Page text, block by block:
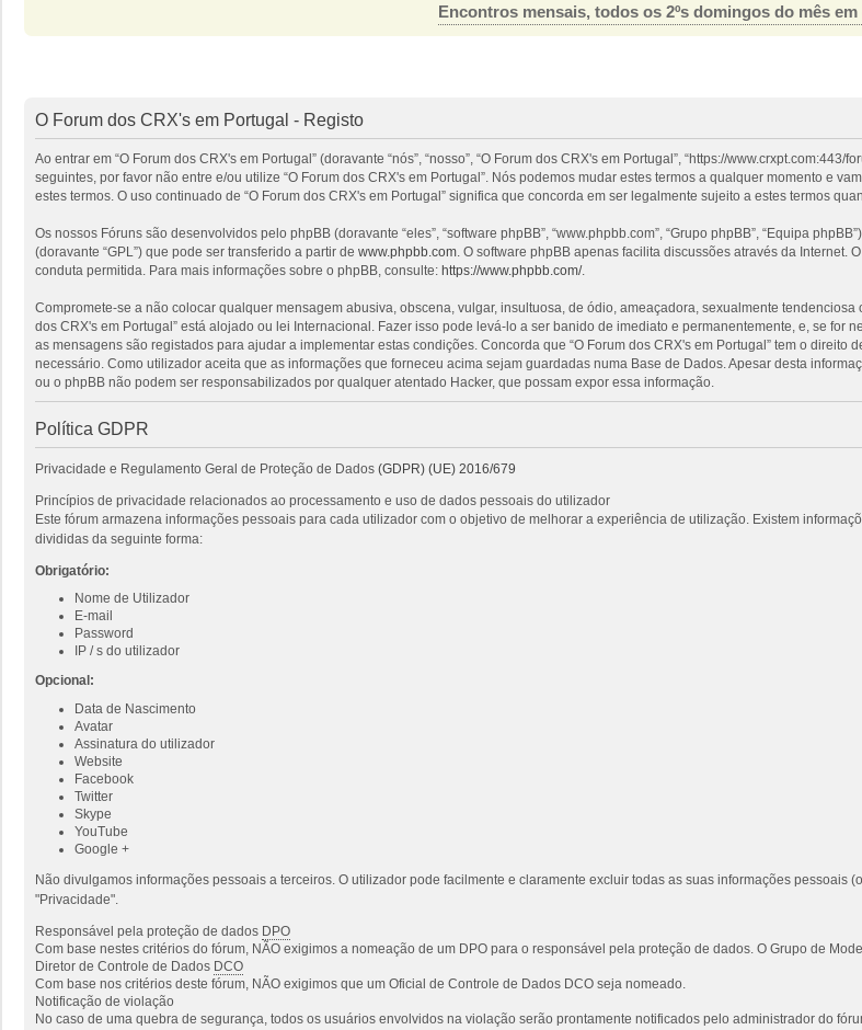
Encontros mensais, todos os 2ºs domingos do mês
O Forum dos CRX's em Portugal - Registo
Ao entrar em “O Forum dos CRX's em Portugal” (doravante “nós”, “nosso”, “O Forum dos CRX's em Portugal”, “https://
seguintes, por favor não entre e/ou utilize “O Forum dos CRX's em Portugal”. Nós podemos mudar estes termos a qualquer momento e
estes termos. O uso continuado de “O Forum dos CRX's em Portugal” significa que concorda em ser legalmente sujeito a estes termos
Os nossos Fóruns são desenvolvidos pelo phpBB (doravante “eles”, “software phpBB”, “www.phpbb.com”, “Grupo phpBB”, “Equipa
(doravante “GPL”) que pode ser transferido a partir de www.phpbb.com. O software phpBB apenas facilita discussões através da
conduta permitida. Para mais informações sobre o phpBB, consulte: https://www.phpbb.com/.
Compromete-se a não colocar qualquer mensagem abusiva, obscena, vulgar, insultuosa, de ódio, ameaçadora, sexualmente
dos CRX's em Portugal” está alojado ou lei Internacional. Fazer isso pode levá-lo a ser banido de imediato e permanentemente, e, se for
as mensagens são registados para ajudar a implementar estas condições. Concorda que “O Forum dos CRX's em Portugal” tem o
necessário. Como utilizador aceita que as informações que forneceu acima sejam guardadas numa Base de Dados. Apesar desta
ou o phpBB não podem ser responsabilizados por qualquer atentado Hacker, que possam expor essa informação.
Política GDPR
Privacidade e Regulamento Geral de Proteção de Dados (GDPR) (UE) 2016/679
Princípios de privacidade relacionados ao processamento e uso de dados pessoais do utilizador
Este fórum armazena informações pessoais para cada utilizador com o objetivo de melhorar a experiência de utilização. Existem
divididas da seguinte forma:
Obrigatório:
Nome de Utilizador
E-mail
Password
IP / s do utilizador
Opcional:
Data de Nascimento
Avatar
Assinatura do utilizador
Website
Facebook
Twitter
Skype
YouTube
Google +
Não divulgamos informações pessoais a terceiros. O utilizador pode facilmente e claramente excluir todas as suas informações
"Privacidade".
Responsável pela proteção de dados DPO
Com base nestes critérios do fórum, NÃO exigimos a nomeação de um DPO para o responsável pela proteção de dados. O Grupo de
Diretor de Controle de Dados DCO
Com base nos critérios deste fórum, NÃO exigimos que um Oficial de Controle de Dados DCO seja nomeado.
Notificação de violação
No caso de uma quebra de segurança, todos os usuários envolvidos na violação serão prontamente notificados pelo administrador do